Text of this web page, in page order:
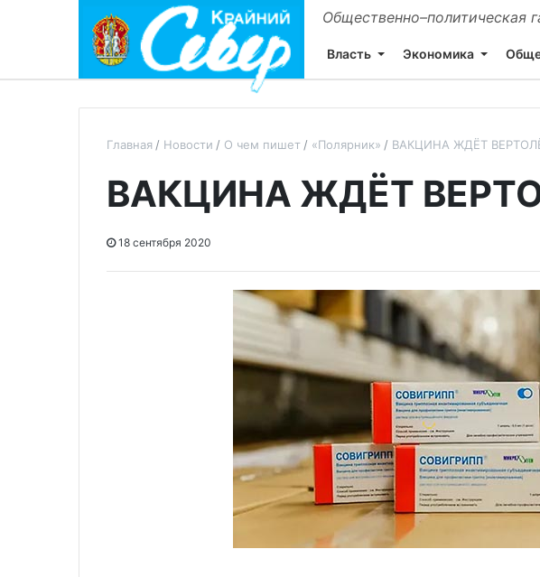
Общественно–политическая
Власть Экономика
Главная Новости О чем пишет «Полярник» ВАКЦИНА ЖДЁТ
ВАКЦИНА ЖДЁТ
18 сентября 2020